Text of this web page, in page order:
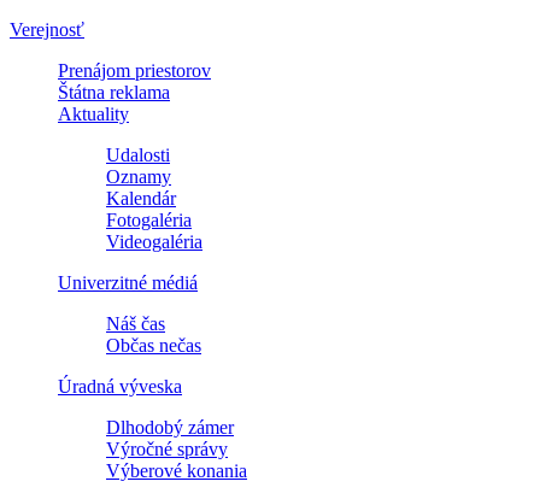
Verejnosť
Prenájom priestorov
Štátna reklama
Aktuality
Udalosti
Oznamy
Kalendár
Fotogaléria
Videogaléria
Univerzitné médiá
Náš čas
Občas nečas
Úradná výveska
Dlhodobý zámer
Výročné správy
Výberové konania